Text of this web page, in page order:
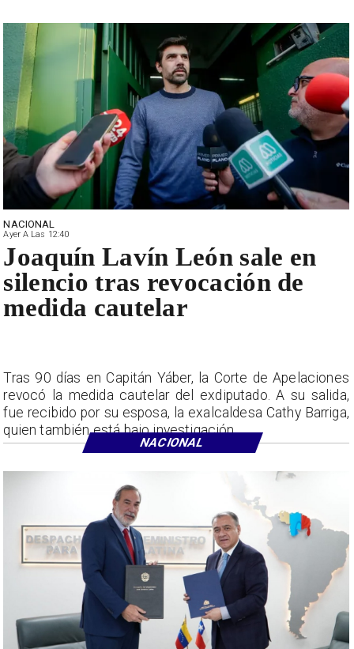
NACIONAL
Ayer A Las 12:40
Joaquín Lavín León sale en
silencio tras revocación de
medida cautelar
Tras 90 días en Capitán Yáber, la Corte de Apelaciones
revocó la medida cautelar del exdiputado. A su salida,
fue recibido por su esposa, la exalcaldesa Cathy Barriga,
quien también está bajo investigación.
NACIONAL